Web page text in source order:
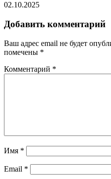
02.10.2025
Добавить комментарий
Ваш адрес email не будет
помечены *
Комментарий *
Имя *
Email *